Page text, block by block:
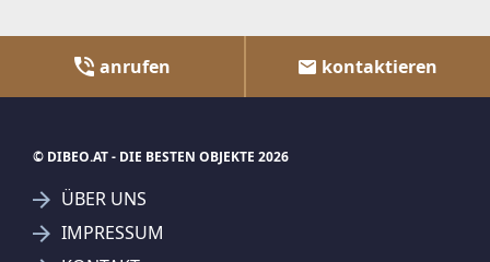
anrufen kontaktieren
© DIBEO.AT - DIE BESTEN OBJEKTE 2026
ÜBER UNS
IMPRESSUM